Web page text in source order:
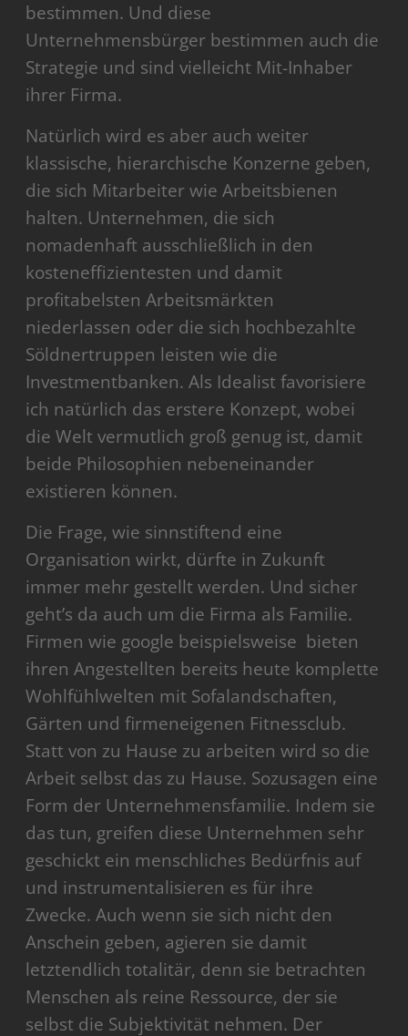
bestimmen. Und diese
Unternehmensbürger bestimmen auch die
Strategie und sind vielleicht Mit-Inhaber
ihrer Firma.
Natürlich wird es aber auch weiter
klassische, hierarchische Konzerne geben,
die sich Mitarbeiter wie Arbeitsbienen
halten. Unternehmen, die sich
nomadenhaft ausschließlich in den
kosteneffizientesten und damit
profitabelsten Arbeitsmärkten
niederlassen oder die sich hochbezahlte
Söldnertruppen leisten wie die
Investmentbanken. Als Idealist favorisiere
ich natürlich das erstere Konzept, wobei
die Welt vermutlich groß genug ist, damit
beide Philosophien nebeneinander
existieren können.
Die Frage, wie sinnstiftend eine
Organisation wirkt, dürfte in Zukunft
immer mehr gestellt werden. Und sicher
geht’s da auch um die Firma als Familie.
Firmen wie google beispielsweise bieten
ihren Angestellten bereits heute komplette
Wohlfühlwelten mit Sofalandschaften,
Gärten und firmeneigenen Fitnessclub.
Statt von zu Hause zu arbeiten wird so die
Arbeit selbst das zu Hause. Sozusagen eine
Form der Unternehmensfamilie. Indem sie
das tun, greifen diese Unternehmen sehr
geschickt ein menschliches Bedürfnis auf
und instrumentalisieren es für ihre
Zwecke. Auch wenn sie sich nicht den
Anschein geben, agieren sie damit
letztendlich totalitär, denn sie betrachten
Menschen als reine Ressource, der sie
selbst die Subjektivität nehmen. Der